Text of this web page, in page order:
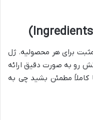
برای هر محصولیه. ژل
رو به صورت دقیق ارائه
کاملاً مطمئن بشید چی به